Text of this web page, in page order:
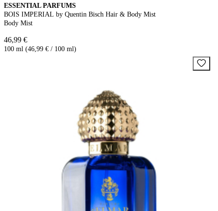
ESSENTIAL PARFUMS
BOIS IMPERIAL by Quentin Bisch Hair & Body Mist
Body Mist
46,99 €
100 ml (46,99 € / 100 ml)